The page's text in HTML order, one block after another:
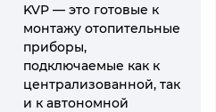
KVP — это готовые к
монтажу отопительные
приборы,
подключаемые как к
централизованной, так
и к автономной